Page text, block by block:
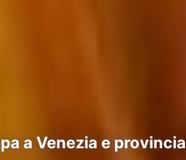
a Venezia e provincia